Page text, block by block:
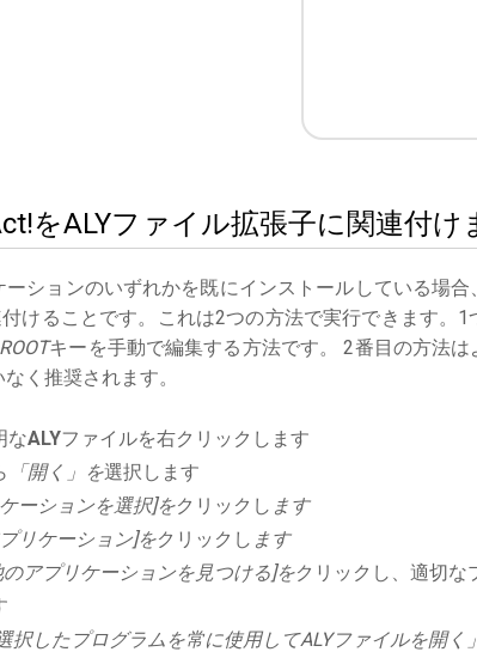
をALYファイル拡張子に関連付け
ションのいずれかを既にインストールしている場
けることです。これは2つの方法で実行できます。
キーを手動で編集する方法です。 2番目の方法
く推奨されます。
なALYファイルを右クリックします
「開く」を選択します
ーションを選択]をクリックし ます
リケーション]をクリックし ます
のアプリケーションを見つける]をクリックし、適切な
選択したプログラムを常に使用してALYファイルを開く」